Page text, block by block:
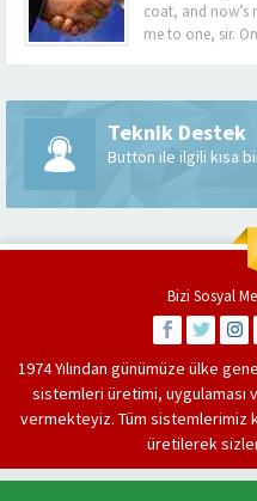
coat, and now’s
me to one, sir.
Teknik Destek
Button ile ilgili kısa
Bizi Sosyal
1974 Yılından günümüze ülke
sistemleri üretimi,
vermekteyiz. Tüm sistemlerimiz
üretilerek